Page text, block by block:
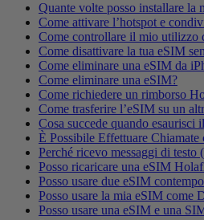
Quante volte posso installare la
Come attivare l’hotspot e
Come controllare il mio utilizzo
Come disattivare la tua eSIM
Come eliminare una eSIM da
Come eliminare una eSIM?
Come richiedere un rimborso
Come trasferire l’eSIM su un
Cosa succede quando esaurisci
È Possibile Effettuare Chiamate
Perché ricevo messaggi di
Posso ricaricare una eSIM
Posso usare due eSIM
Posso usare la mia eSIM come
Posso usare una eSIM e una